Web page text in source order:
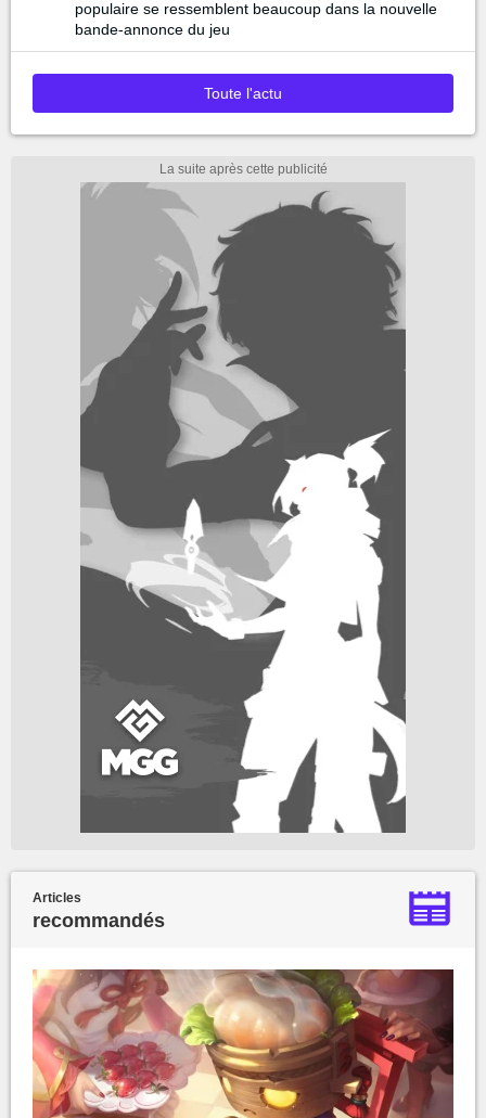
populaire se ressemblent beaucoup dans la nouvelle
bande-annonce du jeu
Toute l'actu
Articles
recommandés